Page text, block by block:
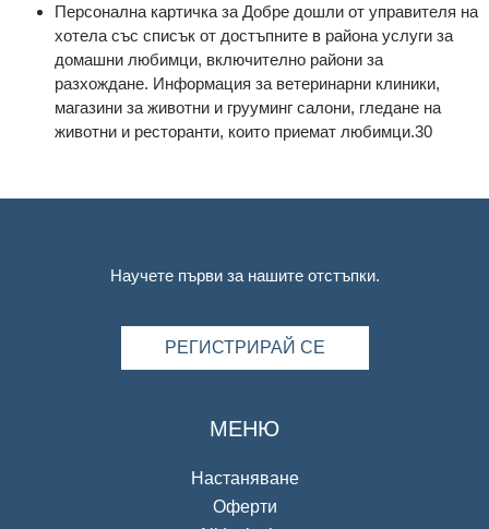
Персонална картичка за Добре дошли от управителя на
хотела със списък от достъпните в района услуги за
домашни любимци, включително райони за
разхождане. Информация за ветеринарни клиники,
магазини за животни и грууминг салони, гледане на
животни и ресторанти, които приемат любимци.30
Научете първи за нашите отстъпки.
РЕГИСТРИРАЙ СЕ
МЕНЮ
Настаняване
Оферти